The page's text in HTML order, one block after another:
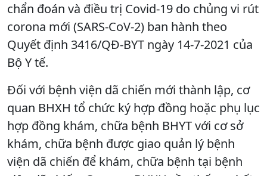
chẩn đoán và điều trị Covid-19 do chủng vi rút
corona mới (SARS-CoV-2) ban hành theo
Quyết định 3416/QĐ-BYT ngày 14-7-2021 của
Bộ Y tế.
Đối với bệnh viện dã chiến mới thành lập, cơ
quan BHXH tổ chức ký hợp đồng hoặc phụ lục
hợp đồng khám, chữa bệnh BHYT với cơ sở
khám, chữa bệnh được giao quản lý bệnh
viện dã chiến để khám, chữa bệnh tại bệnh